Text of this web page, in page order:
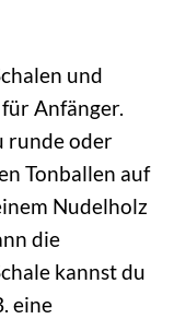
und
Anfänger.
runde oder
Tonballen auf
Nudelholz
die
kannst du
eine